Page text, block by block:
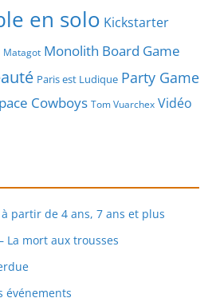
en solo Kickstarter
Matagot Monolith Board Game
Paris est Ludique Party Game
Cowboys Tom Vuarchex Vidéo
partir de 4 ans, 7 ans et plus
La mort aux trousses
événements